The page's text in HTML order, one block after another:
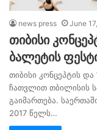
news press June
თიბისი
ბალეტის
თიბისი კონცეპტის
ჩათვლით თბილისის
გაიმართება.
2017 წელს…